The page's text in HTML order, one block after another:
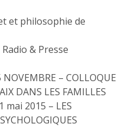
et philosophie de
& Presse
NOVEMBRE – COLLOQUE
DANS LES FAMILLES
mai 2015 – LES